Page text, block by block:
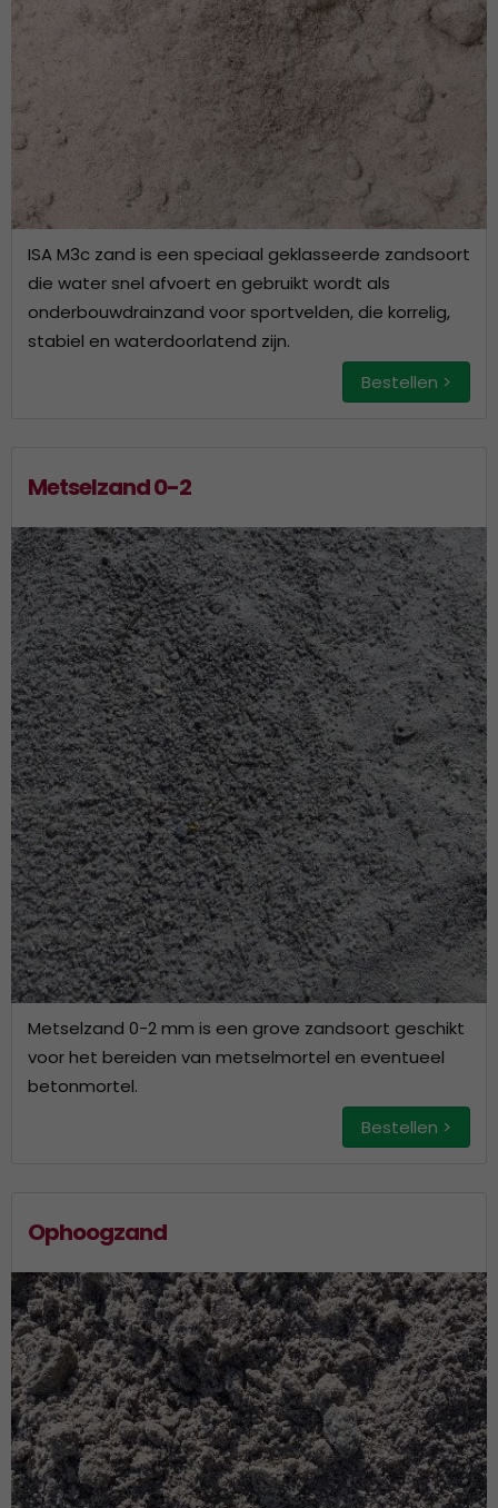
ISA M3c zand is een speciaal geklasseerde zandsoort
die water snel afvoert en gebruikt wordt als
onderbouwdrainzand voor sportvelden, die korrelig,
stabiel en waterdoorlatend zijn.
Bestellen >
Metselzand 0-2
Metselzand 0-2 mm is een grove zandsoort geschikt
voor het bereiden van metselmortel en eventueel
betonmortel.
Bestellen >
Ophoogzand